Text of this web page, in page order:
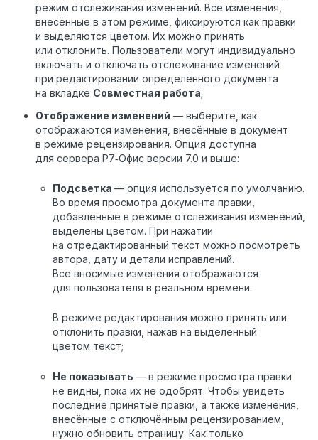
режим отслеживания изменений. Все изменения,
внесённые в этом режиме, фиксируются как правки
и выделяются цветом. Их можно принять
или отклонить. Пользователи могут индивидуально
включать и отключать отслеживание изменений
при редактировании определённого документа
на вкладке Совместная работа;
Отображение изменений — выберите, как
отображаются изменения, внесённые в документ
в режиме рецензирования. Опция доступна
для сервера Р7‑Офис версии 7.0 и выше:
Подсветка — опция используется по умолчанию.
Во время просмотра документа правки,
добавленные в режиме отслеживания изменений,
выделены цветом. При нажатии
на отредактированный текст можно посмотреть
автора, дату и детали исправлений.
Все вносимые изменения отображаются
для пользователя в реальном времени.
В режиме редактирования можно принять или
отклонить правки, нажав на выделенный
цветом текст;
Не показывать — в режиме просмотра правки
не видны, пока их не одобрят. Чтобы увидеть
последние принятые правки, а также изменения,
внесённые с отключённым рецензированием,
нужно обновить страницу. Как только